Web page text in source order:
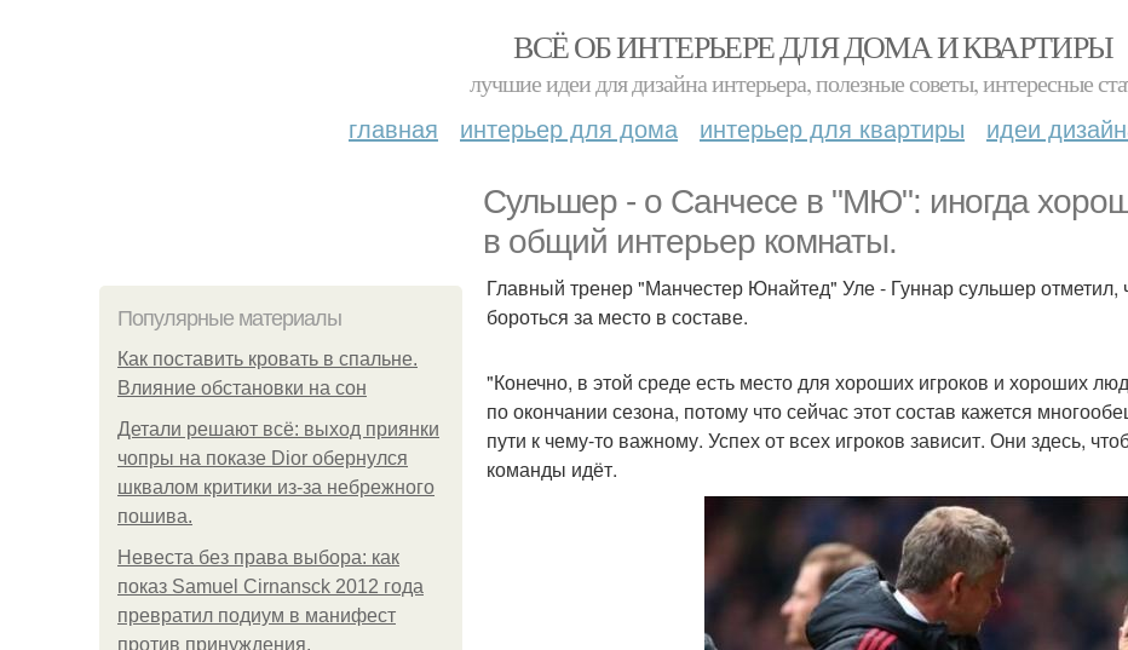
ВСЁ ОБ ИНТЕРЬЕРЕ ДЛЯ ДОМА И КВАРТИРЫ
лучшие идеи для дизайна интерьера, полезные советы, интересные
главная интерьер для дома интерьер для квартиры идеи
Сульшер - о Санчесе в "МЮ": иногда
в общий интерьер комнаты.
Популярные материалы
Как поставить кровать в спальне.
Влияние обстановки на сон
Детали решают всё: выход приянки
чопры на показе Dior обернулся
шквалом критики из-за небрежного
пошива.
Невеста без права выбора: как
показ Samuel Cirnansck 2012 года
превратил подиум в манифест
против принуждения.
Главный тренер "Манчестер Юнайтед" Уле - Гуннар сульшер
бороться за место в составе.
"Конечно, в этой среде есть место для хороших игроков и хороших
по окончании сезона, потому что сейчас этот состав кажется
пути к чему-то важному. Успех от всех игроков зависит. Они здесь,
команды идёт.